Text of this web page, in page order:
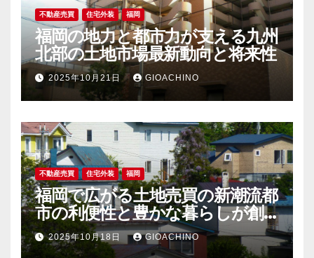
不動産売買 住宅外装 福岡
福岡の地力と都市力が支える九州
北部の土地市場最新動向と将来性
2025年10月21日 GIOACHINO
不動産売買 住宅外装 福岡
福岡で広がる土地売買の新潮流都
市の利便性と豊かな暮らしが創
る未来
2025年10月18日 GIOACHINO